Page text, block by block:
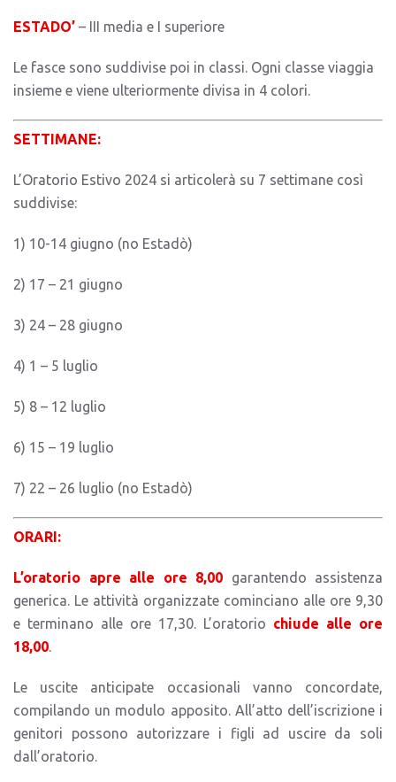
ESTADO’ – III media e I superiore
Le fasce sono suddivise poi in classi. Ogni classe viaggia
insieme e viene ulteriormente divisa in 4 colori.
SETTIMANE:
L’Oratorio Estivo 2024 si articolerà su 7 settimane così
suddivise:
1) 10-14 giugno (no Estadò)
2) 17 – 21 giugno
3) 24 – 28 giugno
4) 1 – 5 luglio
5) 8 – 12 luglio
6) 15 – 19 luglio
7) 22 – 26 luglio (no Estadò)
ORARI:
L’oratorio apre alle ore 8,00 garantendo assistenza
generica. Le attività organizzate cominciano alle ore 9,30
e terminano alle ore 17,30. L’oratorio chiude alle ore
18,00.
Le uscite anticipate occasionali vanno concordate,
compilando un modulo apposito. All’atto dell’iscrizione i
genitori possono autorizzare i figli ad uscire da soli
dall’oratorio.